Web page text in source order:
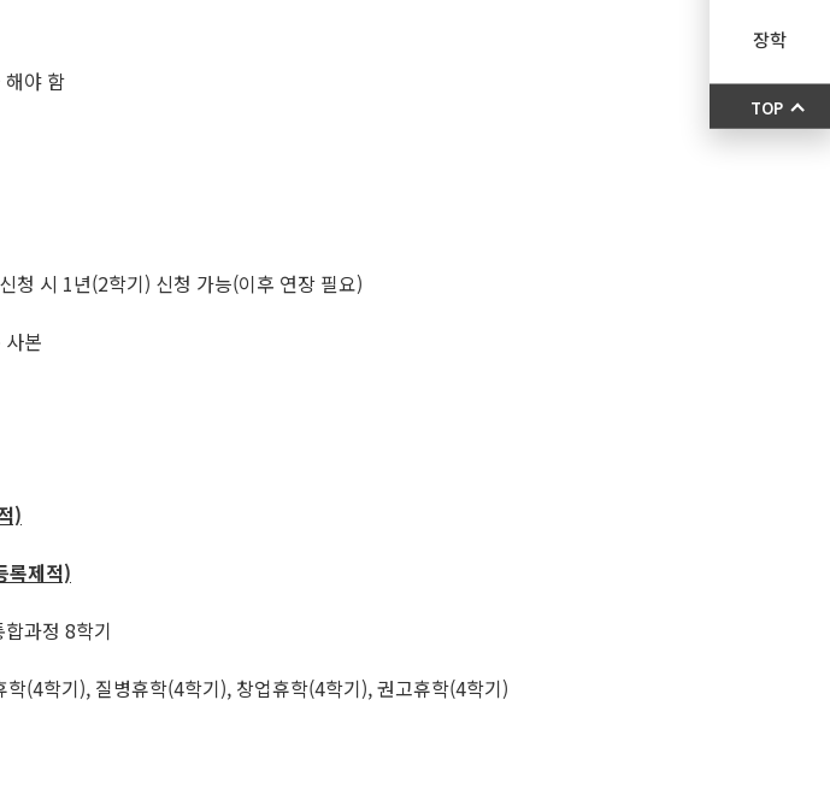
야 함
청 시 1년(2학기) 신청 가능(이후 연장 필요)
본
)
록제적)
과정 8학기
(4학기), 질병휴학(4학기), 창업휴학(4학기), 권고휴학(4학기)
장학
TOP